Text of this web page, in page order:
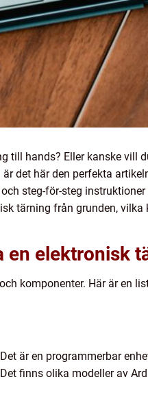
till hands? Eller kanske vill
det här den perfekta
steg-för-steg
tärning från grunden, vilka
en elektronisk
komponenter. Här är en
är en programmerbar
finns olika modeller av